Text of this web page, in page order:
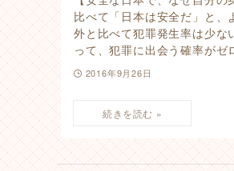
比べて「日本は安全だ」と
外と比べて犯罪発生率は少な
って、犯罪に出会う確率が
2016年9月26日